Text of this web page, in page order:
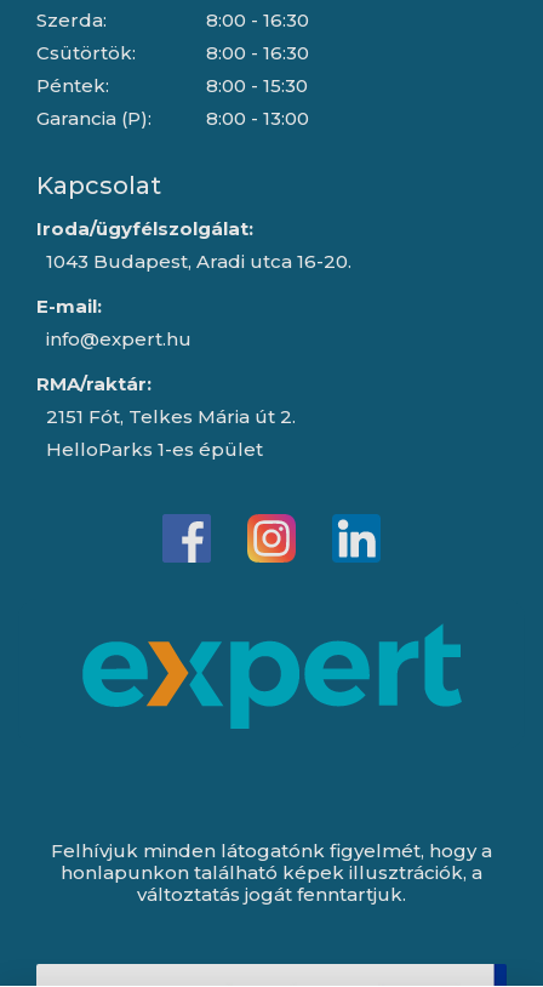
Szerda:
Csütörtök:
Péntek:
Garancia (P):
8:00 - 16:30
8:00 - 16:30
8:00 - 15:30
8:00 - 13:00
Kapcsolat
Iroda/ügyfélszolgálat:
1043 Budapest, Aradi utca 16-20.
E-mail:
info@expert.hu
RMA/raktár:
2151 Fót, Telkes Mária út 2.
HelloParks 1-es épület
Felhívjuk minden látogatónk figyelmét, hogy a
honlapunkon található képek illusztrációk, a
változtatás jogát fenntartjuk.